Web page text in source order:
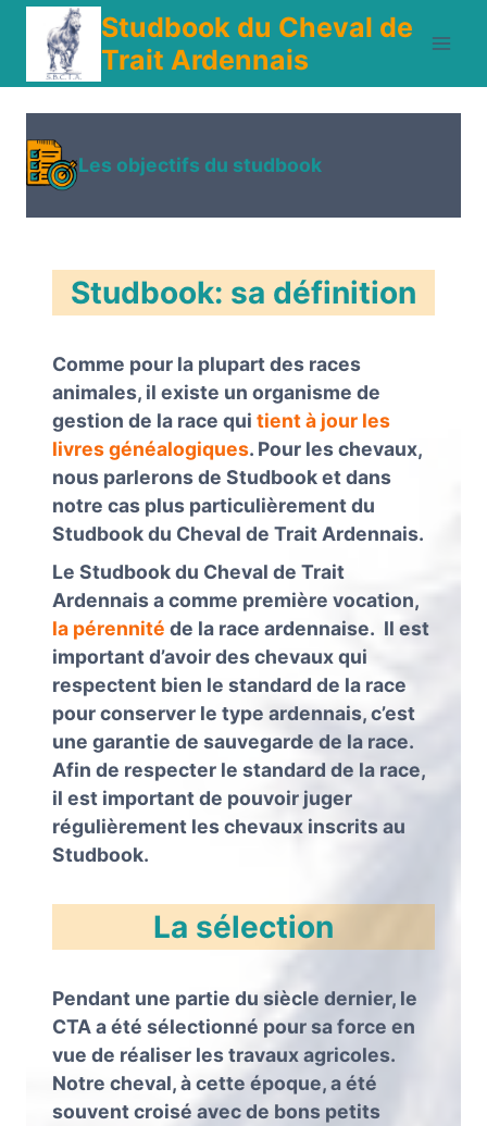
Aller
contenu
Studbook du Cheval de
Trait Ardennais
Les objectifs du studbook
Studbook: sa définition
Comme pour la plupart des races
animales, il existe un organisme de
gestion de la race qui tient à jour les
livres généalogiques. Pour les chevaux,
nous parlerons de Studbook et dans
notre cas plus particulièrement du
Studbook du Cheval de Trait Ardennais.
Le Studbook du Cheval de Trait
Ardennais a comme première vocation,
la pérennité de la race ardennaise. Il est
important d’avoir des chevaux qui
respectent bien le standard de la race
pour conserver le type ardennais, c’est
une garantie de sauvegarde de la race.
Afin de respecter le standard de la race,
il est important de pouvoir juger
régulièrement les chevaux inscrits au
Studbook.
La sélection
Pendant une partie du siècle dernier, le
CTA a été sélectionné pour sa force en
vue de réaliser les travaux agricoles.
Notre cheval, à cette époque, a été
souvent croisé avec de bons petits